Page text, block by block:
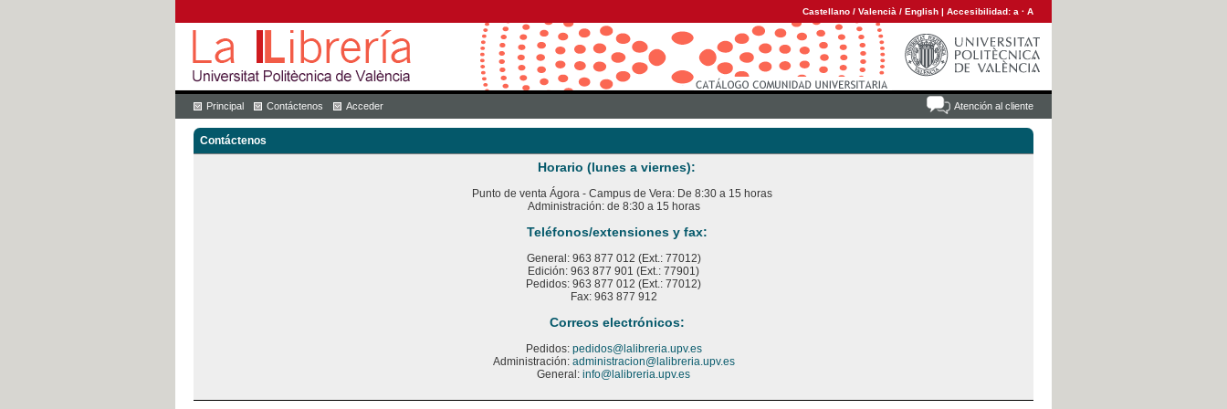
Castellano / Valencià / English | Accesibilidad: a · A
Atención al cliente
Principal Contáctenos Acceder
Contáctenos
Horario (lunes a viernes):
Punto de venta Ágora - Campus de Vera: De 8:30 a 15 horas
Administración: de 8:30 a 15 horas
Teléfonos/extensiones y fax:
General: 963 877 012 (Ext.: 77012)
Edición: 963 877 901 (Ext.: 77901)
Pedidos: 963 877 012 (Ext.: 77012)
Fax: 963 877 912
Correos electrónicos:
Pedidos: pedidos@lalibreria.upv.es
Administración: administracion@lalibreria.upv.es
General: info@lalibreria.upv.es